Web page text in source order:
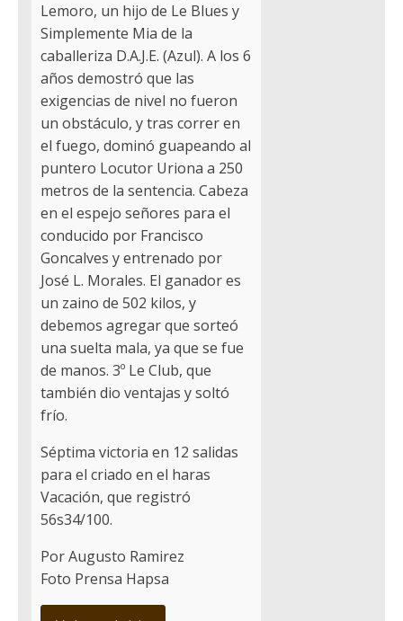
Lemoro, un hijo de Le Blues y
Simplemente Mia de la
caballeriza D.A.J.E. (Azul). A los 6
años demostró que las
exigencias de nivel no fueron
un obstáculo, y tras correr en
el fuego, dominó guapeando al
puntero Locutor Uriona a 250
metros de la sentencia. Cabeza
en el espejo señores para el
conducido por Francisco
Goncalves y entrenado por
José L. Morales. El ganador es
un zaino de 502 kilos, y
debemos agregar que sorteó
una suelta mala, ya que se fue
de manos. 3º Le Club, que
también dio ventajas y soltó
frío.
Séptima victoria en 12 salidas
para el criado en el haras
Vacación, que registró
56s34/100.
Por Augusto Ramirez
Foto Prensa Hapsa